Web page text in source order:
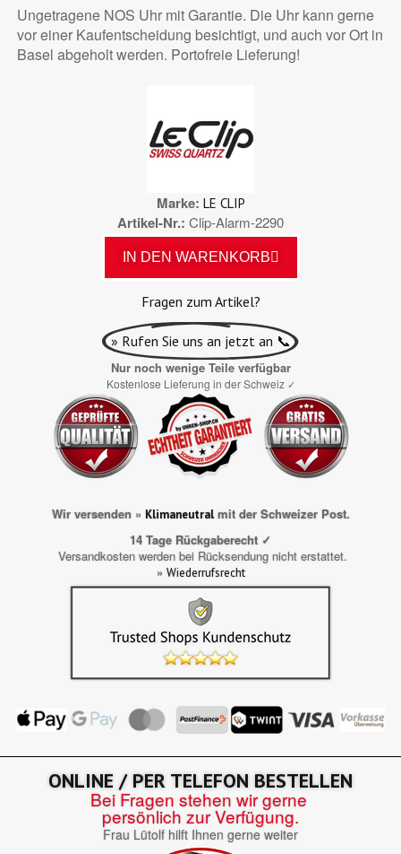
Ungetragene NOS Uhr mit Garantie. Die Uhr kann gerne
vor einer Kaufentscheidung besichtigt, und auch vor Ort in
Basel abgeholt werden. Portofreie Lieferung!
Marke LE CLIP
Artikel-Nr. Clip-Alarm-2290
IN DEN WARENKORB
Fragen zum Artikel?
» Rufen Sie uns an jetzt an 📞
Nur noch wenige Teile verfügbar
Kostenlose Lieferung in der Schweiz ✓
Wir versenden » Klimaneutralmit der Schweizer Post.
14 Tage Rückgaberecht ✓
Versandkosten werden bei Rücksendung nicht erstattet.
» Wiederrufsrecht
ONLINE / PER TELEFON BESTELLEN
Bei Fragen stehen wir gerne
persönlich zur Verfügung.
Frau Lütolf hilft Ihnen gerne weiter